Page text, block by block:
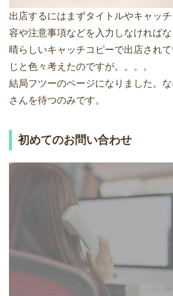
出店するにはまずタイトルやキャッ
容や注意事項などを入力しなければ
晴らしいキャッチコピーで出店され
じと色々考えたのですが。。。。
結局フツーのページになりました。
さんを待つのみです。
初めてのお問い合わせ